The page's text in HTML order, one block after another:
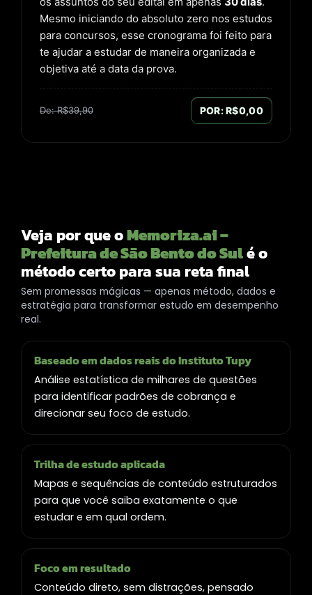
Mesmo iniciando do absoluto zero nos estudos
para concursos, esse cronograma foi feito para
te ajudar a estudar de maneira organizada e
objetiva até a data da prova.
De: R$39,90 POR: R$0,00
Veja por que oMemoriza.ai –
Prefeitura de São Bento do Sulé o
método certo para sua reta final
Sem promessas mágicas — apenas método, dados e
estratégia para transformar estudo em desempenho
real.
Baseado em dados reais do Instituto Tupy
Análise estatística de milhares de questões
para identificar padrões de cobrança e
direcionar seu foco de estudo.
Trilha de estudo aplicada
Mapas e sequências de conteúdo estruturados
para que você saiba exatamente o que
estudar e em qual ordem.
Foco em resultado
Conteúdo direto, sem distrações, pensado